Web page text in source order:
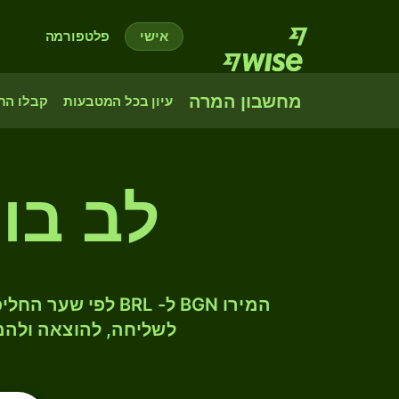
אישי פלטפורמה
מחשבון המרה עיון בכל המטבעות קבלו
לב
לשליחה, להוצאה